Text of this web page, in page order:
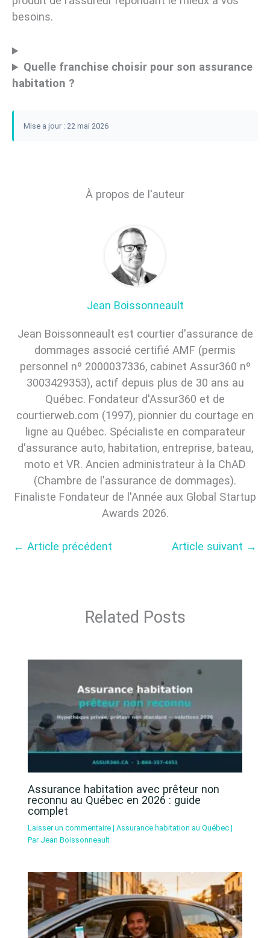
besoins.
Quelle franchise choisir pour son assurance
habitation ?
Mise a jour : 22 mai 2026
À propos de l'auteur
Jean Boissonneault
Jean Boissonneault est courtier d'assurance de
dommages associé certifié AMF (permis
personnel nº 2000037336, cabinet Assur360 nº
3003429353), actif depuis plus de 30 ans au
Québec. Fondateur d'Assur360 et de
courtierweb.com (1997), pionnier du courtage en
ligne au Québec. Spécialiste en comparateur
d'assurance auto, habitation, entreprise, bateau,
moto et VR. Ancien administrateur à la ChAD
(Chambre de l'assurance de dommages).
Finaliste Fondateur de l'Année aux Global Startup
Awards 2026.
← Article précédent Article suivant →
Related Posts
Assurance habitation avec prêteur non
reconnu au Québec en 2026 : guide
complet
Laisser un commentaire | Assurance habitation au Québec|
Par Jean Boissonneault